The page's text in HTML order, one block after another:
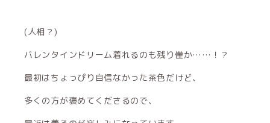
(人相？)
バレンタインドリーム着れるのも残り僅か……！？
最初はちょっぴり自信なかった茶色だけど、
多くの方が褒めてくださるので、